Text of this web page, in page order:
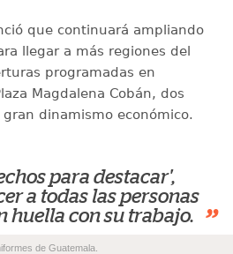
que continuará ampliando
llegar a más regiones del
programadas en
Magdalena Cobán, dos
dinamismo económico.
para destacar',
a todas las personas
huella con su trabajo.
”
de Guatemala.